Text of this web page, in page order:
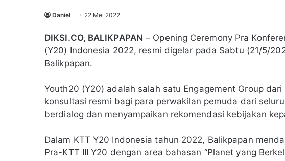
Daniel 22 Mei 2022
DIKSI.CO, BALIKPAPAN – Opening Ceremony Pra
(Y20) Indonesia 2022, resmi digelar pada Sabtu (21/5/
Balikpapan.
Youth20 (Y20) adalah salah satu Engagement Group
konsultasi resmi bagi para perwakilan pemuda dari
berdialog dan menyampaikan rekomendasi kebijakan
Dalam KTT Y20 Indonesia tahun 2022, Balikpapan
Pra-KTT III Y20 dengan area bahasan “Planet yang